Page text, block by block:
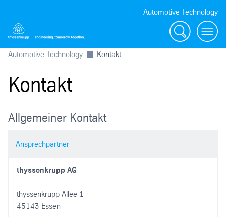
Automotive Technology
Suche
Menü
Automotive Technology Kontakt
Kontakt
Allgemeiner Kontakt
Ansprechpartner
thyssenkrupp AG
thyssenkrupp Allee 1
45143 Essen